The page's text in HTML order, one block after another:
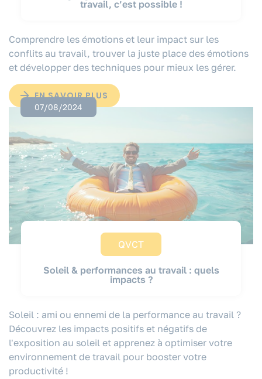
travail, c’est possible !
Comprendre les émotions et leur impact sur les
conflits au travail, trouver la juste place des émotions
et développer des techniques pour mieux les gérer.
EN SAVOIR PLUS
07/08/2024
QVCT
Soleil & performances au travail : quels
impacts ?
Soleil : ami ou ennemi de la performance au travail ?
Découvrez les impacts positifs et négatifs de
l'exposition au soleil et apprenez à optimiser votre
environnement de travail pour booster votre
productivité !